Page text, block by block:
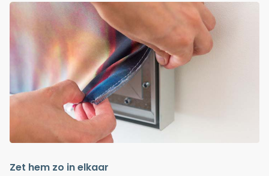
Zet hem zo in elkaar